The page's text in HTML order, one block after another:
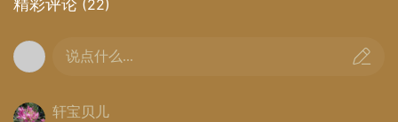
精彩评论 (22)
说点什么...
轩宝贝儿